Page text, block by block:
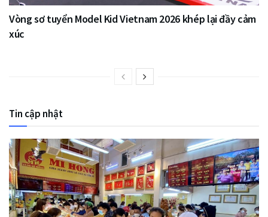
Vòng sơ tuyển Model Kid Vietnam 2026 khép lại đầy cảm
xúc
Tin cập nhật